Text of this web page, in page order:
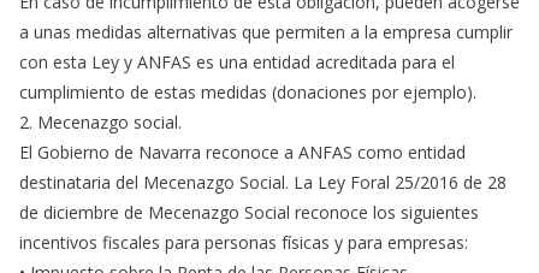
a unas medidas alternativas que permiten a la empresa cumplir
con esta Ley y ANFAS es una entidad acreditada para el
cumplimiento de estas medidas (donaciones por ejemplo).
2. Mecenazgo social.
El Gobierno de Navarra reconoce a ANFAS como entidad
destinataria del Mecenazgo Social. La Ley Foral 25/2016 de 28
de diciembre de Mecenazgo Social reconoce los siguientes
incentivos fiscales para personas físicas y para empresas: